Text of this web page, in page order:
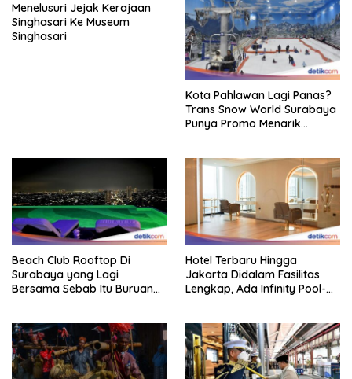
Menelusuri Jejak Kerajaan
Singhasari Ke Museum
Singhasari
Kota Pahlawan Lagi Panas?
Trans Snow World Surabaya
Punya Promo Menarik
Beach Club Rooftop Di
Surabaya yang Lagi
Bersama Sebab Itu Buruan
Hotel Terbaru Hingga
Jakarta Didalam Fasilitas
Lengkap, Ada Infinity Pool-